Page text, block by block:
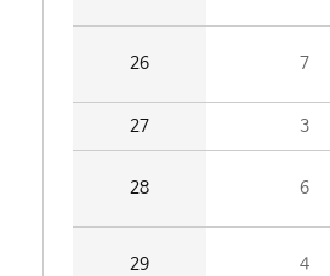
26 7
27 3
28 6
29 4